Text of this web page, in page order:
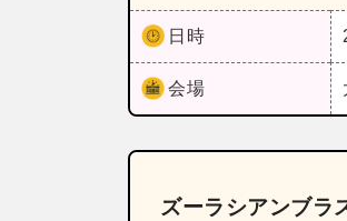
日時
会場
ズーラシアンブラ